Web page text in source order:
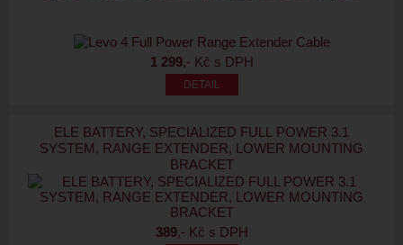
1 299,- Kč s DPH
ELE BATTERY, SPECIALIZED FULL POWER 3.1
SYSTEM, RANGE EXTENDER, LOWER MOUNTING
BRACKET
389,- Kč s DPH